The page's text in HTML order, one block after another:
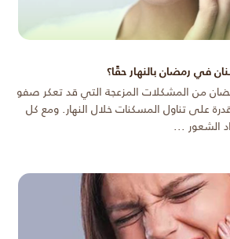
في رمضان بالنهار حقًا؟
من المشكلات المزعجة التي قد تعكر صفو
على تناول المسكنات خلال النهار. ومع كل
الشعور ...